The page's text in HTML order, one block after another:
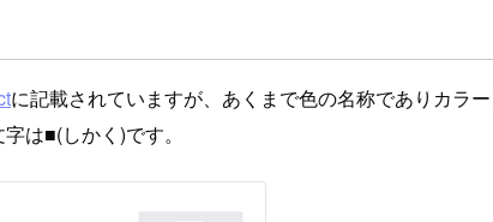
に記載されていますが、あくまで色の名称でありカラ
は■(しかく)です。